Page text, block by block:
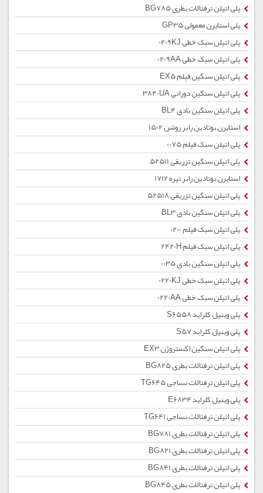
پلی اتیلن ترفتالات بطری BG785
پلی استایرن معمولی GP35
پلی اتیلن سبک خطی 0209KJ
پلی اتیلن سبک خطی 0209AA
پلی اتیلن سنگین فیلم EX5
پلی اتیلن سنگین دورانی 3840UA
پلی اتیلن سنگین بادی BL4
استایرن بوتادین رابر روشن 1502
پلی اتیلن سبک فیلم 0075
پلی اتیلن سنگین تزریقی 52511
استایرن بوتادین رابر تیره 1712
پلی اتیلن سنگین تزریقی 52518
پلی اتیلن سنگین بادی BL3
پلی اتیلن سبک فیلم 0200
پلی اتیلن سبک فیلم 2420H
پلی اتیلن سنگین بادی 0035
پلی اتیلن سبک خطی 0220KJ
پلی اتیلن سبک خطی 0220AA
پلی وینیل کلراید S6558
پلی وینیل کلراید S57
پلی اتیلن سنگین اکستروژن EX3
پلی اتیلن ترفتالات بطری BG825
پلی اتیلن ترفتالات نساجی TG645
پلی وینیل کلراید E6834
پلی اتیلن ترفتالات نساجی TG641
پلی اتیلن ترفتالات بطری BG781
پلی اتیلن ترفتالات بطری BG821
پلی اتیلن ترفتالات بطری BG841
پلی اتیلن ترفتالات بطری BG845